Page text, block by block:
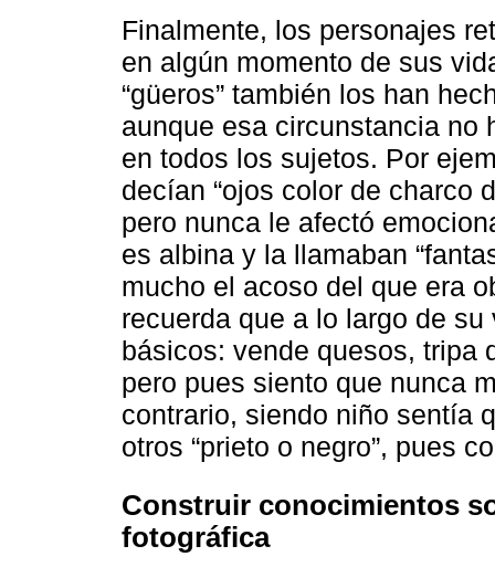
Finalmente, los personajes
en algún momento de sus
“güeros” también los han
aunque esa circunstancia no
en todos los sujetos. Por
decían “ojos color de charco
pero nunca le afectó
es albina y la llamaban
mucho el acoso del que era
recuerda que a lo largo de
básicos: vende quesos, tripa
pero pues siento que nunca
contrario, siendo niño sentía
otros “prieto o negro”, pues
Construir conocimientos
fotográfica